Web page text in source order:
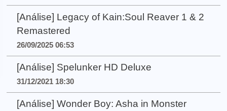
[Análise] Legacy of Kain:Soul Reaver 1 & 2
Remastered
26/09/2025 06:53
[Análise] Spelunker HD Deluxe
31/12/2021 18:30
[Análise] Wonder Boy: Asha in Monster